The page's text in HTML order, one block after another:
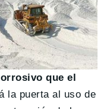
que el
la puerta al uso de